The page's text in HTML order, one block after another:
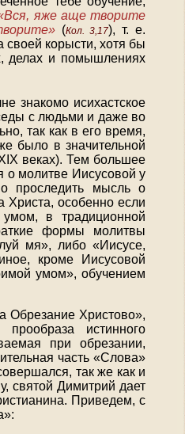
яже аще творите
(Кол. 3,17), т. е.
своей корысти, хотя бы
делах и помышлениях
знакомо исихастское
с людьми и даже во
так как в его время,
было в значительной
веках). Тем большее
о молитве Иисусовой у
проследить мысль о
Христа, особенно если
в традиционной
формы молитвы
мя», либо «Иисусе,
кроме Иисусовой
умом», обучением
Обрезание Христово»,
истинного
при обрезании,
часть «Слова»
так же как и
святой Димитрий дает
Приведем, с